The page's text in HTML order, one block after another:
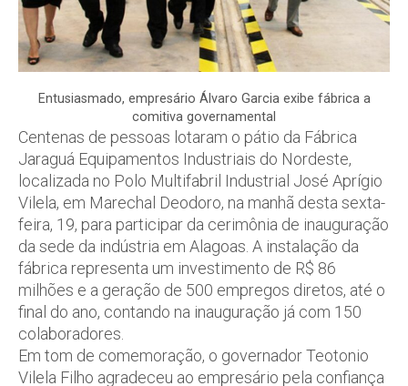
Entusiasmado, empresário Álvaro Garcia exibe fábrica a
comitiva governamental
Centenas de pessoas lotaram o pátio da Fábrica
Jaraguá Equipamentos Industriais do Nordeste,
localizada no Polo Multifabril Industrial José Aprígio
Vilela, em Marechal Deodoro, na manhã desta sexta-
feira, 19, para participar da cerimônia de inauguração
da sede da indústria em Alagoas. A instalação da
fábrica representa um investimento de R$ 86
milhões e a geração de 500 empregos diretos, até o
final do ano, contando na inauguração já com 150
colaboradores.
Em tom de comemoração, o governador Teotonio
Vilela Filho agradeceu ao empresário pela confiança